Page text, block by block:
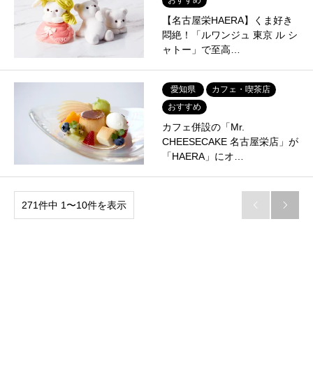
【名古屋栄HAERA】くま好き
悶絶！「ルワンジュ 東京 ル シ
ャトー」で至高…
愛知県
カフェ・喫茶店
おすすめ
カフェ併設の「Mr.
CHEESECAKE 名古屋栄店」が
「HAERA」にオ…
271件中 1〜10件を表示  